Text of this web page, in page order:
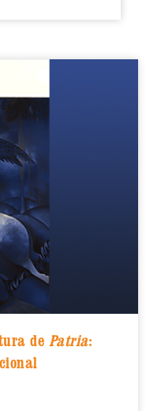
de Patria: